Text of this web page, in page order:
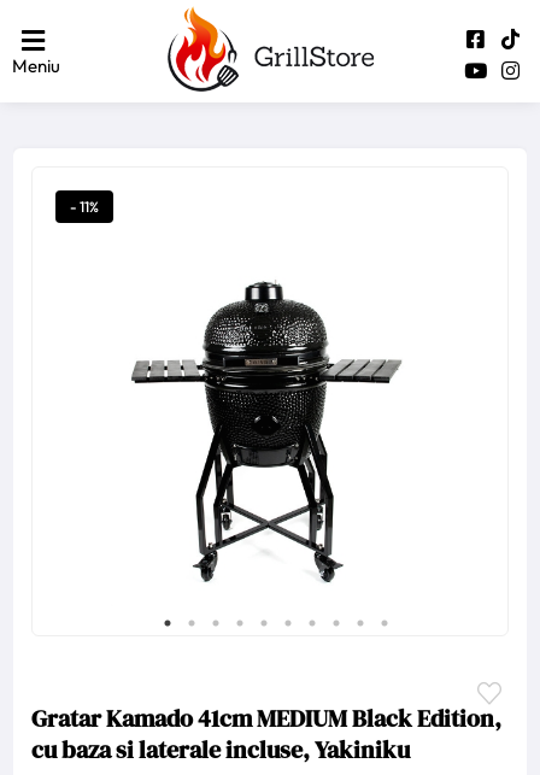
Meniu
- 11%
Gratar Kamado 41cm MEDIUM Black Edition,
cu baza si laterale incluse, Yakiniku